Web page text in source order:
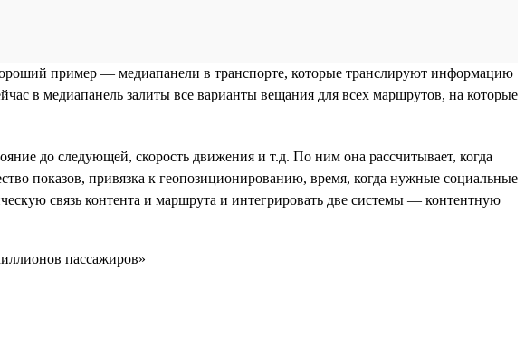
пример — медиапанели в транспорте, которые транслируют информацию
в медиапанель залиты все варианты вещания для всех маршрутов, на которые
до следующей, скорость движения и т.д. По ним она рассчитывает, когда
показов, привязка к геопозиционированию, время, когда нужные социальные
связь контента и маршрута и интегрировать две системы — контентную